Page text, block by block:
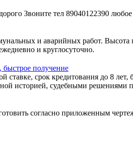
Звоните тел 89040122390 любое
и аварийных работ.
и круглосуточно.
быстрое получение
срок кредитования до 8 лет,
историей, судебными решениями
согласно приложенным